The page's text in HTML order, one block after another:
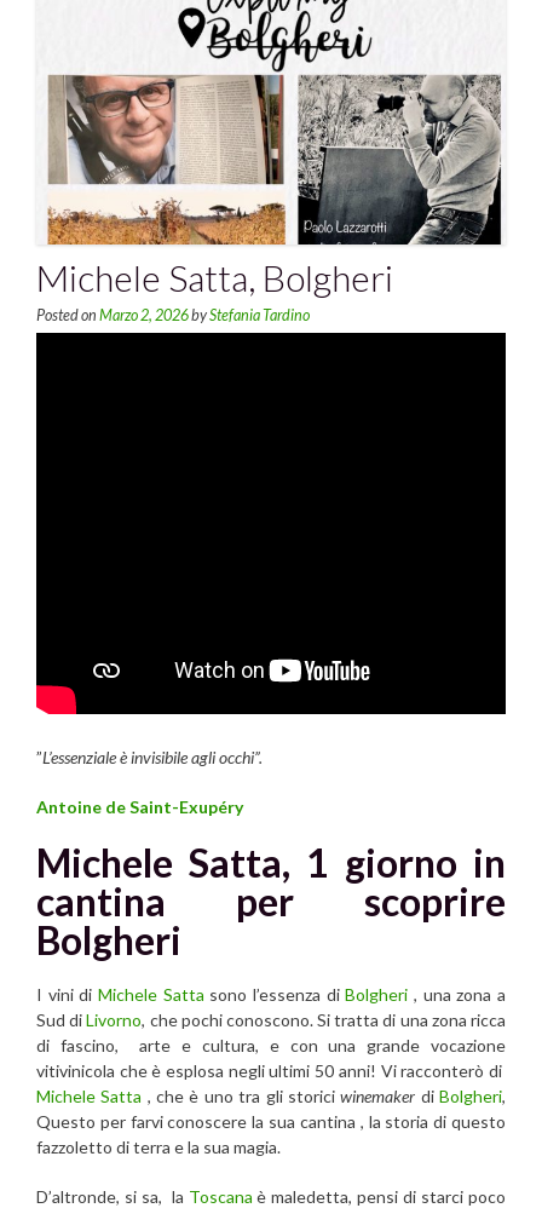
Michele Satta, Bolgheri
Posted on Marzo 2, 2026byStefania Tardino
”L’essenziale è invisibile agli occhi”.
Antoine de Saint-Exupéry
Michele Satta, 1 giorno in
cantina per scoprire
Bolgheri
I vini di Michele Satta sono l’essenza diBolgheri , una zona a
Sud diLivorno, che pochi conoscono. Si tratta di una zona ricca
di fascino, arte e cultura, e con una grande vocazione
vitivinicola che è esplosa negli ultimi 50 anni! Vi racconterò di
Michele Satta , che è uno tra gli storiciwinemaker diBolgheri,
Questo per farvi conoscere la sua cantina , la storia di questo
fazzoletto di terra e la sua magia.
D’altronde, si sa, la Toscana è maledetta, pensi di starci poco